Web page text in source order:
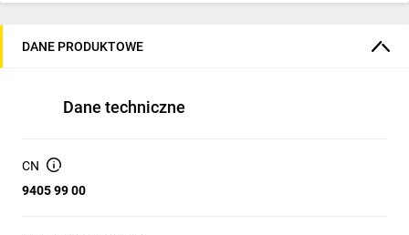
DANE PRODUKTOWE
Dane techniczne
CN
9405 99 00